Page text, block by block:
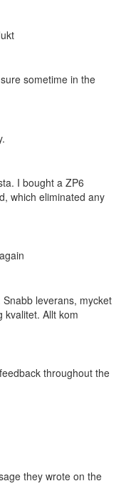
sometime in the
I bought a ZP6
which eliminated any
leverans, mycket
kvalitet. Allt kom
throughout the
they wrote on the